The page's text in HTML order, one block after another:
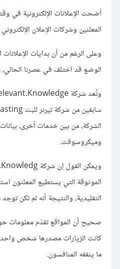
أضحت الإعلانات الإلكترونية في
المعلنين وشركات الإعلان
وعلى الرغم من أن بدايات
الوضع قد اختلف في عصرنا
الشركة، من بين خدمات أخرى،
وميكروسوفت.
الموثوقة التي يستطيع المعلنون
التقليدية، والنتيجة أنه لم تكن
صحيح أن المواقع تقدّم معلومات
كانت الزيارات مصدرها شخص واحد
ما ينفقه المنافسون.